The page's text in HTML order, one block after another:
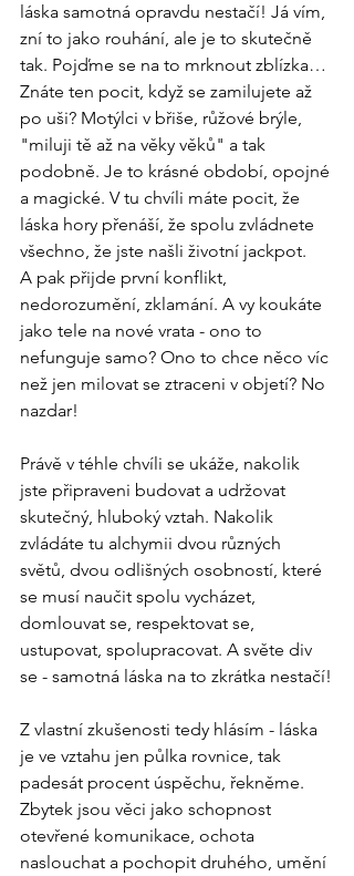
láska samotná opravdu nestačí! Já vím,
zní to jako rouhání, ale je to skutečně
tak. Pojďme se na to mrknout zblízka…
Znáte ten pocit, když se zamilujete až
po uši? Motýlci v břiše, růžové brýle,
"miluji tě až na věky věků" a tak
podobně. Je to krásné období, opojné
a magické. V tu chvíli máte pocit, že
láska hory přenáší, že spolu zvládnete
všechno, že jste našli životní jackpot.
A pak přijde první konflikt,
nedorozumění, zklamání. A vy koukáte
jako tele na nové vrata - ono to
nefunguje samo? Ono to chce něco víc
než jen milovat se ztraceni v objetí? No
nazdar!
Právě v téhle chvíli se ukáže, nakolik
jste připraveni budovat a udržovat
skutečný, hluboký vztah. Nakolik
zvládáte tu alchymii dvou různých
světů, dvou odlišných osobností, které
se musí naučit spolu vycházet,
domlouvat se, respektovat se,
ustupovat, spolupracovat. A světe div
se - samotná láska na to zkrátka nestačí!
Z vlastní zkušenosti tedy hlásím - láska
je ve vztahu jen půlka rovnice, tak
padesát procent úspěchu, řekněme.
Zbytek jsou věci jako schopnost
otevřené komunikace, ochota
naslouchat a pochopit druhého, umění